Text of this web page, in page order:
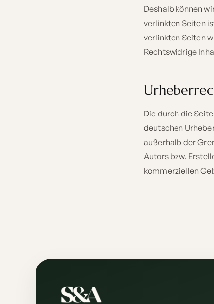
Deshalb können
verlinkten Seiten
verlinkten Seiten
Rechtswidrige
Die durch die
deutschen
außerhalb der
Autors bzw.
kommerziellen